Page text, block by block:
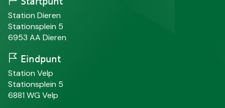
N
a
a
Station Dieren
S
t
a
a
t
Stationsplein 5
P
s
t
c
o
6953 AA P
a
a
t
s
Dieren
Eindpunt
N
a
a
Station Velp
S
t
Stationsplein 5
P
6881 WG P
Velp